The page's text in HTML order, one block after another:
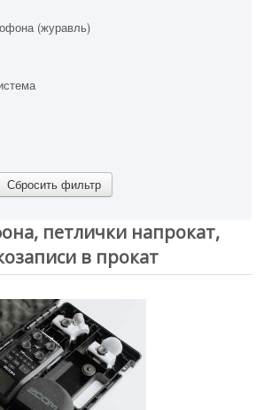
(журавль)
петлички напрокат,
в прокат